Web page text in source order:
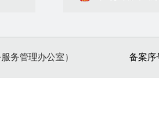
务管理办公室） 备案序